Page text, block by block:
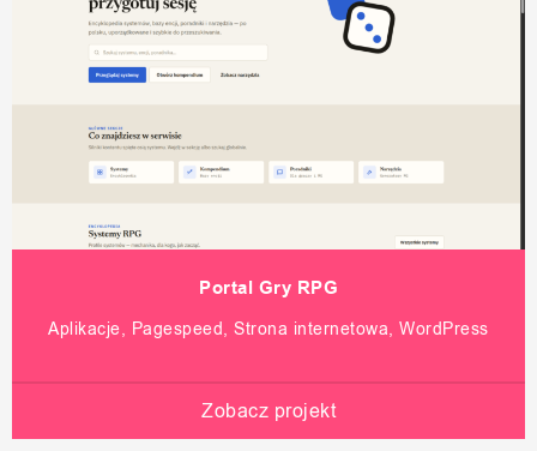
Portal Gry RPG
Aplikacje, Pagespeed, Strona internetowa, WordPress
Zobacz projekt